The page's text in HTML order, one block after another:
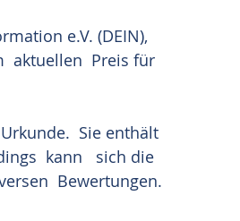
e.V. (DEIN),
aktuellen  Preis für
Sie enthält
kann   sich die
Bewertungen.